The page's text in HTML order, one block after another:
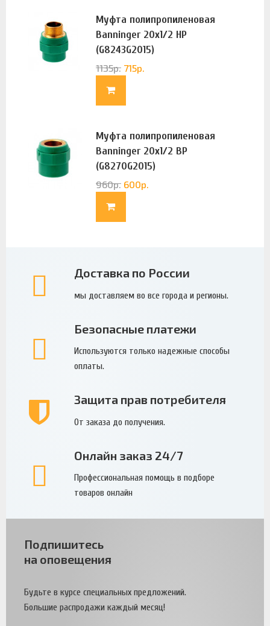
Муфта полипропиленовая
Banninger 20х1/2 НР
(G8243G2015)
1135р. 715р.
Муфта полипропиленовая
Banninger 20х1/2 ВР
(G8270G2015)
960р. 600р.
Доставка по России
мы доставляем во все города и регионы.
Безопасные платежи
Используются только надежные способы
оплаты.
Защита прав потребителя
От заказа до получения.
Онлайн заказ 24/7
Профессиональная помощь в подборе
товаров онлайн
Подпишитесь
на оповещения
Будьте в курсе специальных предложений.
Большие распродажи каждый месяц!